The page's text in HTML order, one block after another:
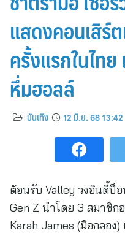
แสดงคอนเสิร์
ครั้งแรกในไท
หึ่มฮอลล์
บันเทิง 12 มิ.ย. 68 13:42
ต้อนรับ Valley วงอินดี้ป็
Gen Z นำโดย 3 สมาชิก
Karah James (มือกลอง